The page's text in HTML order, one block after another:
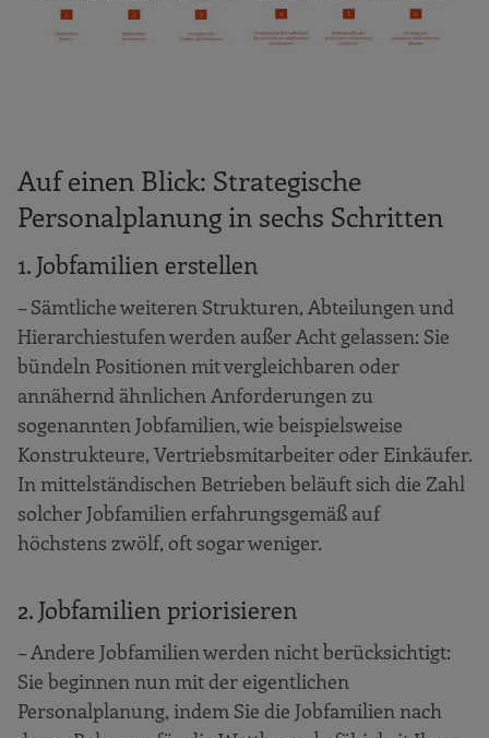
Auf einen Blick: Strategische
Personalplanung in sechs Schritten
1. Jobfamilien erstellen
– Sämtliche weiteren Strukturen, Abteilungen und
Hierarchiestufen werden außer Acht gelassen: Sie
bündeln Positionen mit vergleichbaren oder
annähernd ähnlichen Anforderungen zu
sogenannten Jobfamilien, wie beispielsweise
Konstrukteure, Vertriebsmitarbeiter oder Einkäufer.
In mittelständischen Betrieben beläuft sich die Zahl
solcher Jobfamilien erfahrungsgemäß auf
höchstens zwölf, oft sogar weniger.
2. Jobfamilien priorisieren
– Andere Jobfamilien werden nicht berücksichtigt:
Sie beginnen nun mit der eigentlichen
Personalplanung, indem Sie die Jobfamilien nach